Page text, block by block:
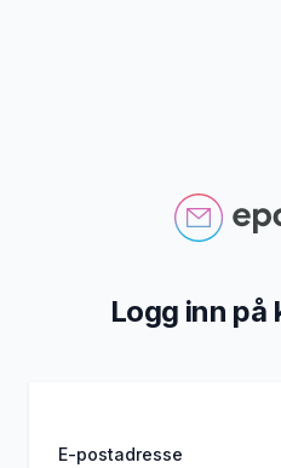
Logg inn på
E-postadresse